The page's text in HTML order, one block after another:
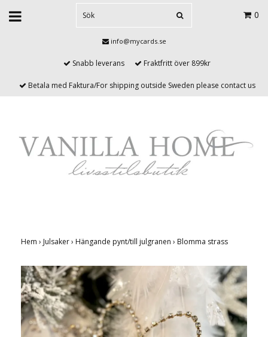
0
info@mycards.se
Snabb leverans Fraktfritt över 899kr
Betala med Faktura/For shipping outside Sweden please contact us
Hem › Julsaker› Hängande pynt/till julgranen › Blomma strass